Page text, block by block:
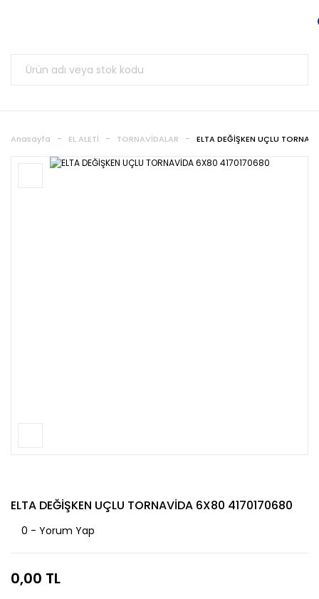
Anasayfa EL ALETİ TORNAVİDALAR ELTA DEĞİŞKEN UÇLU
ELTA DEĞİŞKEN UÇLU TORNAVİDA 6X80 4170170680
0 - Yorum Yap
0,00 TL